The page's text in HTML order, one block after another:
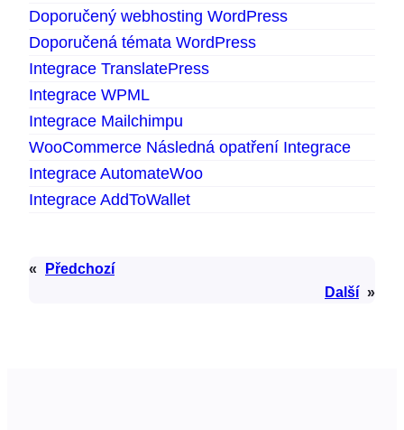
Doporučený webhosting WordPress
Doporučená témata WordPress
Integrace TranslatePress
Integrace WPML
Integrace Mailchimpu
WooCommerce Následná opatření Integrace
Integrace AutomateWoo
Integrace AddToWallet
«
Předchozí
Další »